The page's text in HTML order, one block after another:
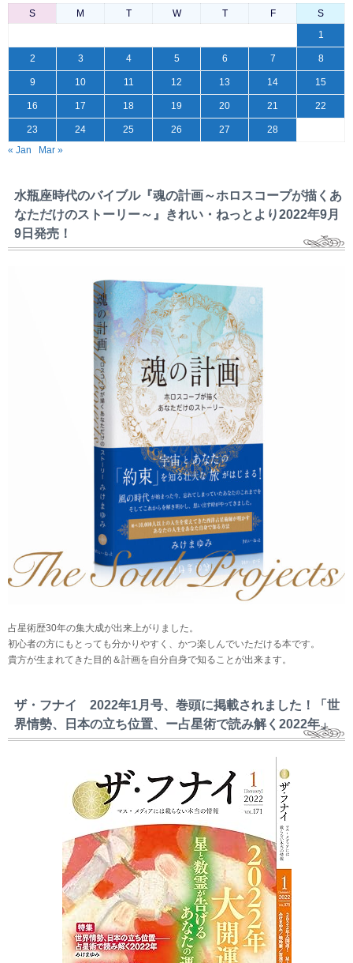
S M T W T F
S
1
2 3 4 5 6 7 8
9 10 11 12 13 14 15
16 17 18 19 20 21 22
23 24 25 26 27
28
« Jan
Mar »
水瓶座時代のバイブル『魂の計画～ホロスコープが描くあ
なただけのストーリー～』きれい・ねっとより2022年9月
9日発売！
占星術歴30年の集大成が出来上がりました。
初心者の方にもとっても分かりやすく、かつ楽しんでいただける本です。
貴方が生まれてきた目的＆計画を自分自身で知ることが出来ます。
ザ・フナイ 2022年1月号、巻頭に掲載されました！「世
界情勢、日本の立ち位置、ー占星術で読み解く2022年」